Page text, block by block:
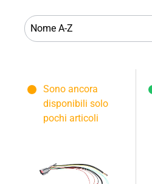
Sono ancora
disponibili solo
pochi articoli